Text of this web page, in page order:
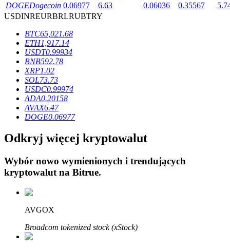
Blokady BTR
Ekskluzywne inwestycje dla posiadaczy BTR
DOGEDogecoin 0.06977 6.63 0.06036 0.35567
USDINREURBRLRUBTRY
BTC65,021.68
ETH1,917.14
USDT0.99934
BNB592.78
XRP1.02
SOL73.73
USDC0.99974
ADA0.20158
AVAX6.47
DOGE0.06977
Odkryj więcej kryptowalut
Wybór nowo wymienionych i trendujących
kryptowalut na Bitrue.
AVGOX
Broadcom tokenized stock (xStock)